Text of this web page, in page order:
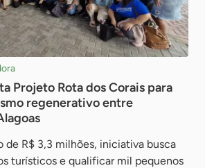
Projeto Rota dos Corais para
regenerativo entre
R$ 3,3 milhões, iniciativa busca
turísticos e qualificar mil pequenos